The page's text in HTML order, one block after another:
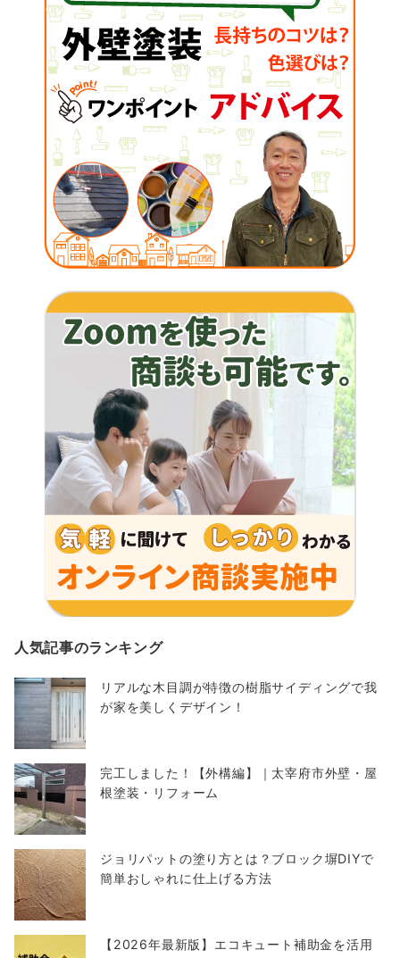
人気記事のランキング
リアルな木目調が特徴の樹脂サイディングで我
が家を美しくデザイン！
完工しました！【外構編】｜太宰府市外壁・屋
根塗装・リフォーム
ジョリパットの塗り方とは？ブロック塀DIYで
簡単おしゃれに仕上げる方法
【2026年最新版】エコキュート補助金を活用